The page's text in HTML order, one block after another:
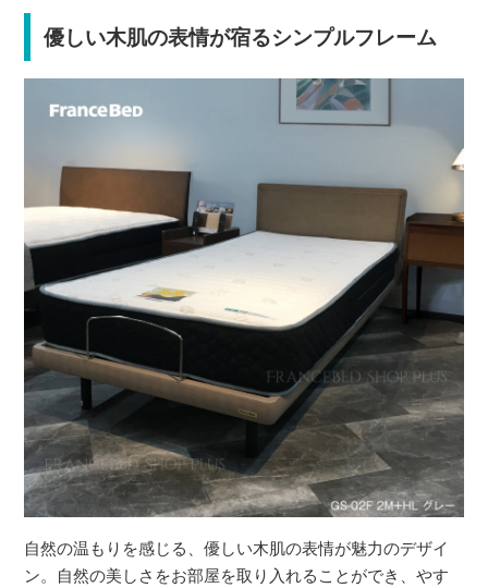
優しい木肌の表情が宿るシンプルフレーム
自然の温もりを感じる、優しい木肌の表情が魅力のデザイ
ン。自然の美しさをお部屋を取り入れることができ、やす